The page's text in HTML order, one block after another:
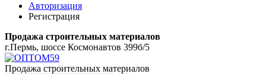
Авторизация
Регистрация
Продажа строительных материалов
г.Пермь, шоссе Космонавтов 399б/5
Продажа строительных материалов